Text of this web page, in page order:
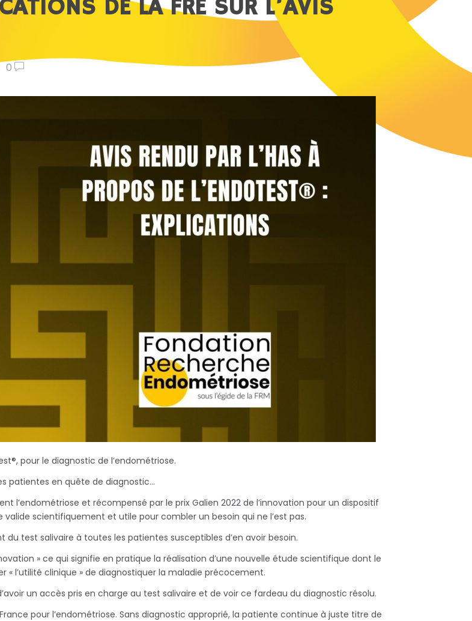
DE LA FRE SUR L’AVIS
0
pour le diagnostic de l’endométriose.
patientes en quête de diagnostic…
l’endométriose et récompensé par le prix Galien 2022 de l’innovation pour un dispositif
scientifiquement et utile pour combler un besoin qui ne l’est pas.
du test salivaire à toutes les patientes susceptibles d’en avoir besoin.
» ce qui signifie en pratique la réalisation d’une nouvelle étude scientifique dont le
l’utilité clinique » de diagnostiquer la maladie précocement.
un accès pris en charge au test salivaire et de voir ce fardeau du diagnostic résolu.
pour l’endométriose. Sans diagnostic approprié, la patiente continue à juste titre de